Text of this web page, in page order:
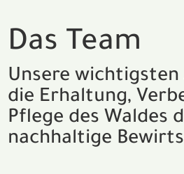
Das Team
Unsere wichtigsten
die Erhaltung,
Pflege des Waldes
nachhaltige